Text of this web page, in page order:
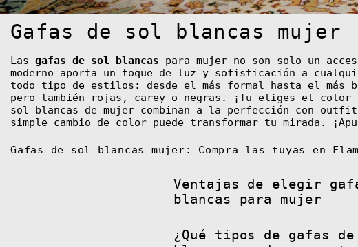
Gafas de sol blancas mujer
Las gafas de sol blancas para mujer no son solo un
moderno aporta un toque de luz y sofisticación a
todo tipo de estilos: desde el más formal hasta el más
pero también rojas, carey o negras. ¡Tu eliges el color
sol blancas de mujer combinan a la perfección con
simple cambio de color puede transformar tu mirada.
Gafas de sol blancas mujer: Compra las tuyas en
Ventajas de elegir
blancas para mujer
¿Qué tipos de gafas